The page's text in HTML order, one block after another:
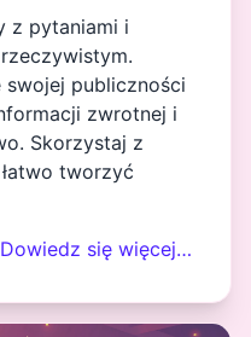
z pytaniami i
swojej publiczności
zwrotnej i
Skorzystaj z
tworzyć
Dowiedz się więcej…